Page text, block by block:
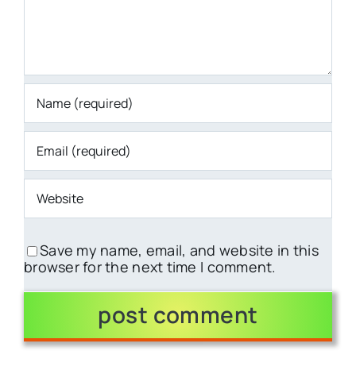
Save my name, email, and website in this
browser for the next time I comment.